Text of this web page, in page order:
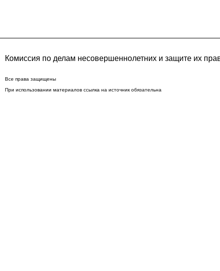
Комиссия по делам несовершеннолетних и защите их
Все права защищены
При использовании материалов ссылка на источник обязательна